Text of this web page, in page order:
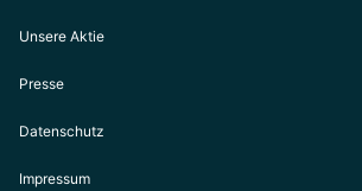
Unsere Aktie
Presse
Datenschutz
Impressum